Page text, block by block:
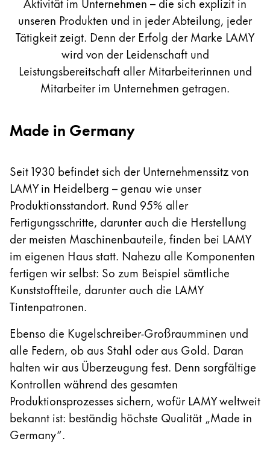
Für Apple
Für Android
Digital Paper
Malen & Zeichnen
Farbstifte
Zubehör & Ersatzteile
Ersatzminen
Tinten / Tintenlöscher
Ersatzteile
Federspitzen
Etuis
Notizbücher
Geschenke & Gravuren
Geschenkideen
Geschenk-Sets
LAMY pico Lx
Gravur
Sweden
svenska
Türkiye
Mittelamerika und Karibik
Diese Region enthält Länder mit den Sprachen,
Diese Region enthält Länder mit den Sprachen,
Südamerika
português
Chile
español
Mexico
español
Afrika
Diese Region enthält Länder mit den Sprachen,
South Africa
Asien-Pazifik
Diese Region enthält Länder mit den Sprachen,
Australia
English
China
中文
unseren Produkten und in jeder Abteilung, jeder
Tätigkeit zeigt. Denn der Erfolg der Marke LAMY
wird von der Leidenschaft und
Leistungsbereitschaft aller Mitarbeiterinnen und
Mitarbeiter im Unternehmen getragen.
Made in Germany
Seit 1930 befindet sich der Unternehmenssitz von
LAMY in Heidelberg – genau wie unser
Produktionsstandort. Rund 95% aller
Fertigungsschritte, darunter auch die Herstellung
der meisten Maschinenbauteile, finden bei LAMY
im eigenen Haus statt. Nahezu alle Komponenten
fertigen wir selbst: So zum Beispiel sämtliche
Kunststoffteile, darunter auch die LAMY
Tintenpatronen.
Ebenso die Kugelschreiber-Großraumminen und
alle Federn, ob aus Stahl oder aus Gold. Daran
halten wir aus Überzeugung fest. Denn sorgfältige
Kontrollen während des gesamten
Produktionsprozesses sichern, wofür LAMY weltweit
bekannt ist: beständig höchste Qualität „Made in
Germany“.